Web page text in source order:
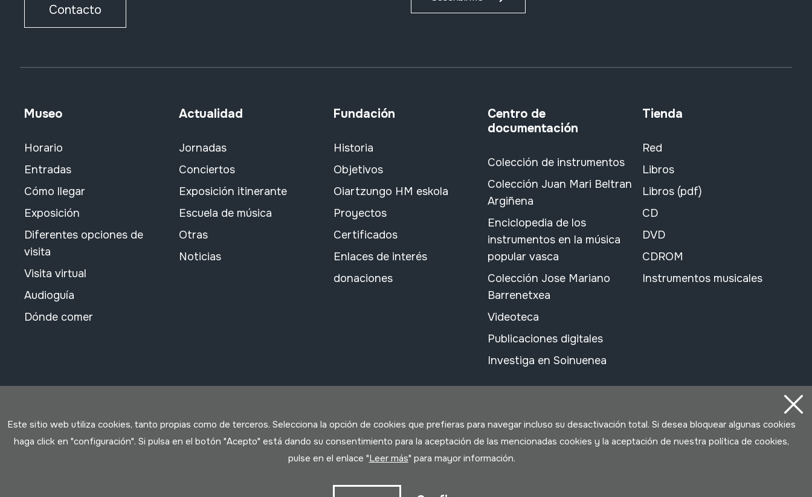
Contacto
Museo
Horario
Entradas
Cómo llegar
Exposición
Diferentes opciones de
visita
Visita virtual
Audioguía
Dónde comer
Actualidad
Jornadas
Conciertos
Exposición itinerante
Escuela de música
Otras
Noticias
Fundación
Historia
Objetivos
Oiartzungo HM eskola
Proyectos
Certificados
Enlaces de interés
donaciones
Centro de
documentación
Colección de instrumentos
Colección Juan Mari Beltran
Argiñena
Enciclopedia de los
instrumentos en la música
popular vasca
Colección Jose Mariano
Barrenetxea
Videoteca
Publicaciones digitales
Investiga en Soinuenea
Tienda
Red
Libros
Libros (pdf)
CD
DVD
CDROM
Instrumentos musicales
Este sitio web utiliza cookies, tanto propias como de terceros. Selecciona la opción de cookies que prefieras para navegar incluso su desactivación total. Si desea bloquear algunas cookies
haga click en "configuración". Si pulsa en el botón "Acepto" está dando su consentimiento para la aceptación de las mencionadas cookies y la aceptación de nuestra política de cookies,
pulse en el enlace "Leer más" para mayor información.